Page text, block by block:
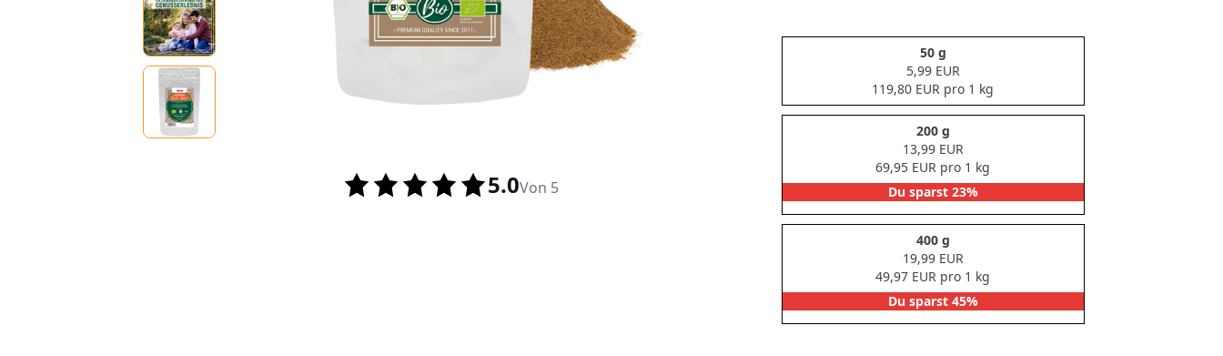
5.0Von 5
50 g
5,99 EUR
119,80 EUR pro 1 kg
200 g
13,99 EUR
69,95 EUR pro 1 kg
Du sparst 23%
400 g
19,99 EUR
49,97 EUR pro 1 kg
Du sparst 45%